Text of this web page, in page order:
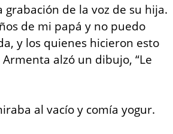
de la voz de su hija.
de mi papá y no puedo
y los quienes hicieron esto
alzó un dibujo, “Le
al vacío y comía yogur.